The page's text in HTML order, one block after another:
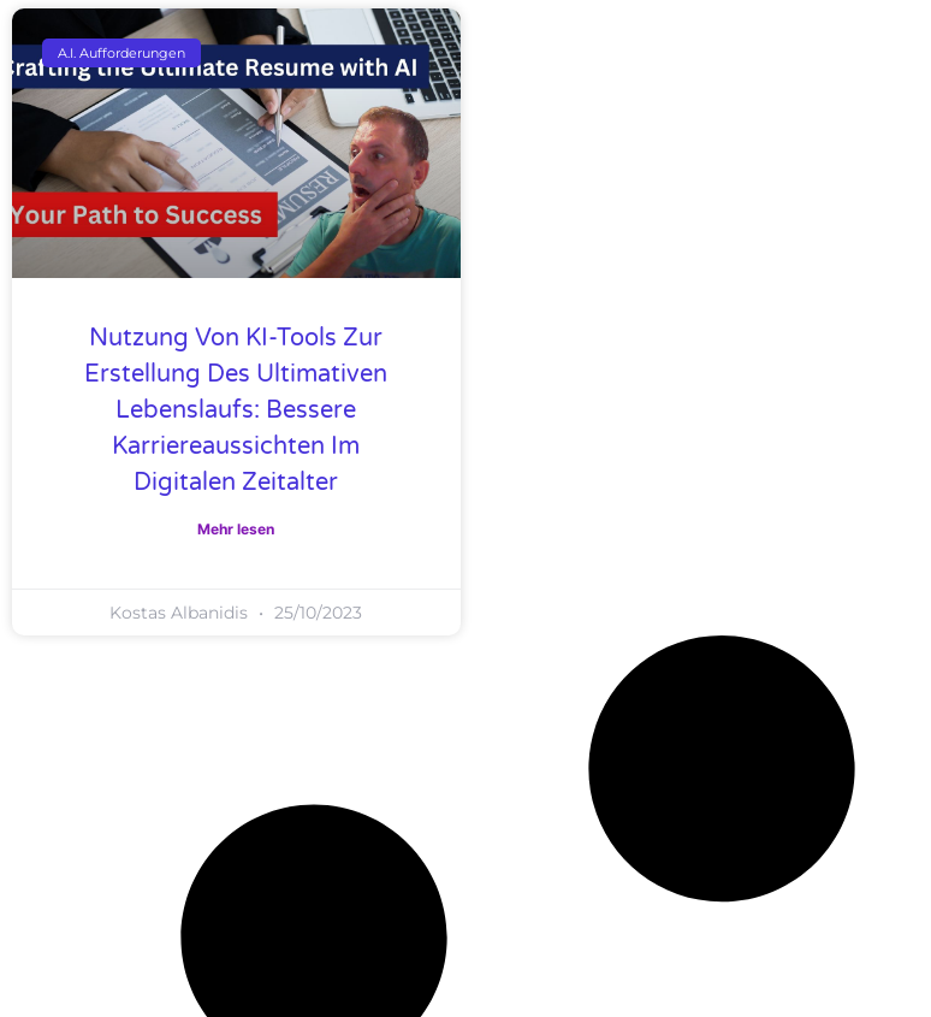
A.I. Aufforderungen
Nutzung Von KI-Tools Zur
Erstellung Des Ultimativen
Lebenslaufs: Bessere
Karriereaussichten Im
Digitalen Zeitalter
Mehr lesen
Kostas Albanidis 25/10/2023